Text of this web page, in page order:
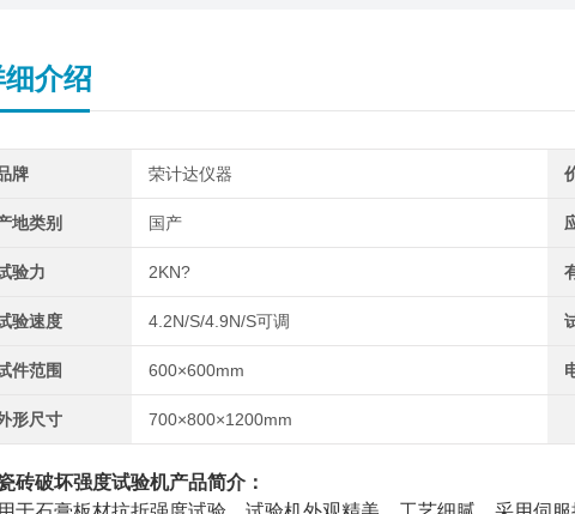
介绍
牌 荣计达仪器
地类别 国产
验力 2KN?
验速度 4.2N/S/4.9N/S可调
件范围 600×600mm
形尺寸 700×800×1200mm
砖破坏强度试验机产品简介：